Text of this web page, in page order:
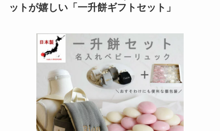
ットが嬉しい「一升餅ギフトセット」